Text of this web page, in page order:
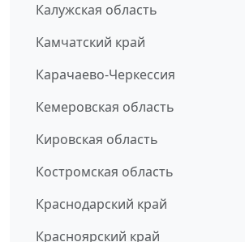
Калужская область
Камчатский край
Карачаево-Черкессия
Кемеровская область
Кировская область
Костромская область
Краснодарский край
Красноярский край